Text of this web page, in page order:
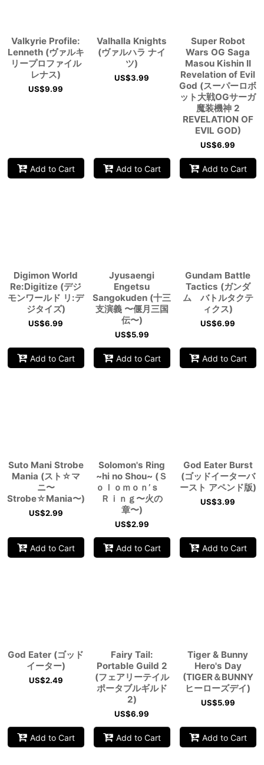
Valkyrie Profile:
Lenneth (ヴァルキ
リープロファイル
レナス)
US$9.99
Add to Cart
Valhalla Knights
(ヴァルハラ ナイ
ツ)
US$3.99
Add to Cart
Super Robot
Wars OG Saga
Masou Kishin II
Revelation of Evil
God (スーパーロボ
ット大戦OGサーガ
魔装機神 2
REVELATION OF
EVIL GOD)
US$6.99
Add to Cart
Digimon World
Re:Digitize (デジ
モンワールド リ:デ
ジタイズ)
US$6.99
Add to Cart
Jyusaengi
Engetsu
Sangokuden (十三
支演義 〜偃月三国
伝〜)
US$5.99
Add to Cart
Gundam Battle
Tactics (ガンダ
ム バトルタクテ
ィクス)
US$6.99
Add to Cart
Suto Mani Strobe
Mania (スト☆マ
ニ〜
Strobe☆Mania〜)
US$2.99
Add to Cart
Solomon's Ring
~hi no Shou~ (Ｓ
ｏｌｏｍｏｎ’ｓ
Ｒｉｎｇ〜火の
章〜)
US$2.99
Add to Cart
God Eater Burst
(ゴッドイーターバ
ースト アペンド版)
US$3.99
Add to Cart
God Eater (ゴッド
イーター)
US$2.49
Add to Cart
Fairy Tail:
Portable Guild 2
(フェアリーテイル
ポータブルギルド
2)
US$6.99
Add to Cart
Tiger & Bunny
Hero's Day
(TIGER＆BUNNY
ヒーローズデイ)
US$5.99
Add to Cart